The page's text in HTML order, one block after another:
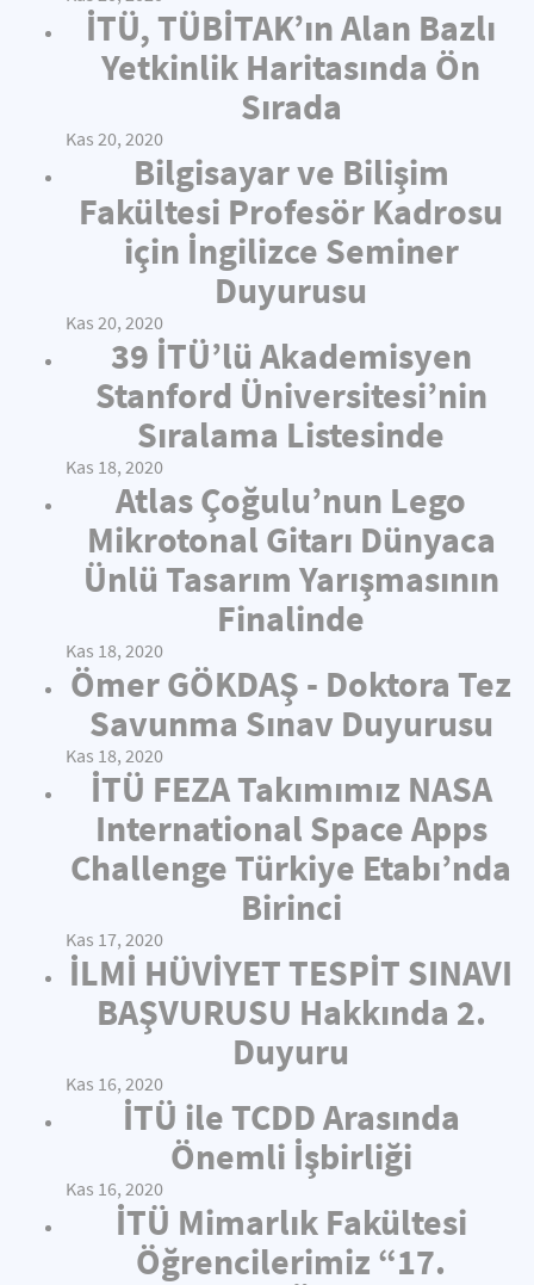
İTÜ, TÜBİTAK’ın Alan Bazlı
Yetkinlik Haritasında Ön
Sırada
Kas 20, 2020
Bilgisayar ve Bilişim
Fakültesi Profesör Kadrosu
için İngilizce Seminer
Duyurusu
Kas 20, 2020
39 İTÜ’lü Akademisyen
Stanford Üniversitesi’nin
Sıralama Listesinde
Kas 18, 2020
Atlas Çoğulu’nun Lego
Mikrotonal Gitarı Dünyaca
Ünlü Tasarım Yarışmasının
Finalinde
Kas 18, 2020
Ömer GÖKDAŞ - Doktora Tez
Savunma Sınav Duyurusu
Kas 18, 2020
İTÜ FEZA Takımımız NASA
International Space Apps
Challenge Türkiye Etabı’nda
Birinci
Kas 17, 2020
İLMİ HÜVİYET TESPİT SINAVI
BAŞVURUSU Hakkında 2.
Duyuru
Kas 16, 2020
İTÜ ile TCDD Arasında
Önemli İşbirliği
Kas 16, 2020
İTÜ Mimarlık Fakültesi
Öğrencilerimiz “17.